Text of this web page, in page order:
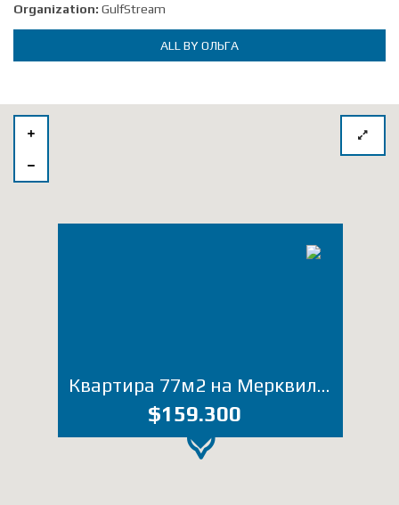
Organization: GulfStream
ALL BY ОЛЬГА
Квартира 77м2 на Мерквиладзе (Лот 3037ЮТ)
$159.300